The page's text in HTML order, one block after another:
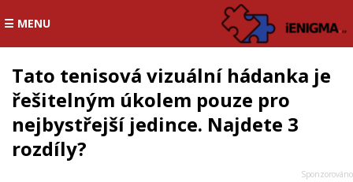
☰ MENU
Tato tenisová vizuální hádanka je
řešitelným úkolem pouze pro
nejbystřejší jedince. Najdete 3
rozdíly?